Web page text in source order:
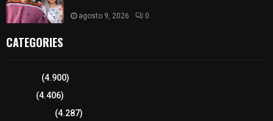
agosto 9, 2026 0
CATEGORIES
(4.900)
(4.406)
(4.287)